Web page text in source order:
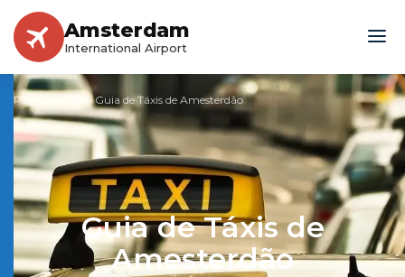
Amsterdam
International Airport
Página inicial »Guia de Táxis de Amesterdão
Guia de Táxis de
Amesterdão